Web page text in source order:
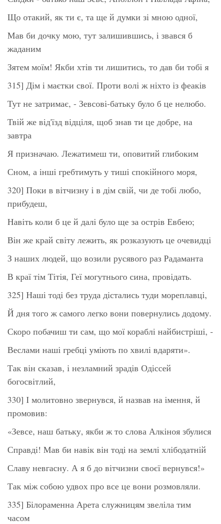
Що отакий, як ти є, та ще й думки зі мною одної,
Мав би дочку мою, тут залишившись, і звався б
жаданим
Зятем моїм! Якби хтів ти лишитись, то дав би тобі я
315] Дім і маєтки свої. Проти волі ж ніхто із феаків
Тут не затримає, - Зевсові-батьку було б це нелюбо.
Твій же від'їзд відціля, щоб знав ти це добре, на
завтра
Я призначаю. Лежатимеш ти, оповитий глибоким
Сном, а інші гребтимуть у тиші спокійного моря,
320] Поки в вітчизну і в дім свій, чи де тобі любо,
прибудеш,
Навіть коли б це й далі було ще за острів Евбею;
Він же край світу лежить, як розказують це очевидці
З наших людей, що возили русявого раз Радаманта
В краї тім Тітія, Геї могутнього сина, провідать.
325] Наші тоді без труда дістались туди мореплавці,
Й дня того ж самого легко вони повернулись додому.
Скоро побачиш ти сам, що мої кораблі найбистріші, -
Веслами наші гребці уміють по хвилі вдаряти».
Так він сказав, і незламний зрадів Одіссей
богосвітлий,
330] І молитовно звернувся, й назвав на імення, й
промовив:
«Зевсе, наш батьку, якби ж то слова Алкіноя збулися
Справді! Мав би навік він тоді на землі хлібодатній
Славу невгасну. А я б до вітчизни своєї вернувся!»
Так між собою удвох про все це вони розмовляли.
335] Білораменна Арета служницям звеліла тим
часом